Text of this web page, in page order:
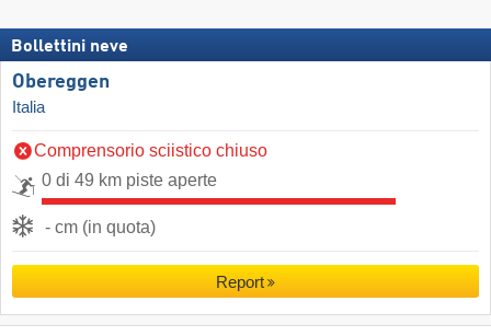
Bollettini neve
Obereggen
Italia
Comprensorio sciistico chiuso
0 di 49 km piste aperte
- cm (in quota)
Report